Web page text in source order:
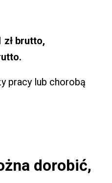
zł brutto,
pracy lub chorobą
dorobić,